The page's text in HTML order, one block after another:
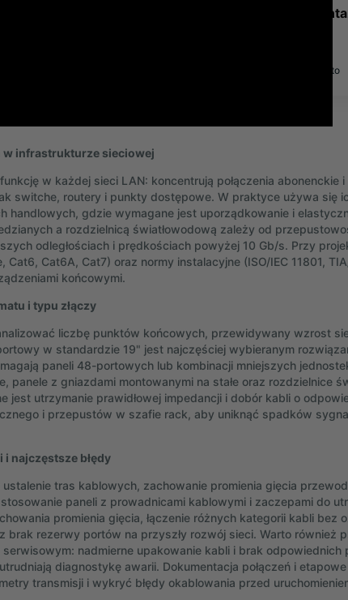
Płyta
brutto
infrastrukturze sieciowej
w każdej sieci LAN: koncentrują połączenia abonenckie
switche, routery i punkty dostępowe. W praktyce używa się
handlowych, gdzie wymagane jest uporządkowanie i
a rozdzielnicą światłowodową zależy od
odległościach i prędkościach powyżej 10 Gb/s. Przy
Cat6A, Cat7) oraz normy instalacyjne (ISO/IEC 11801,
końcowymi.
i typu złączy
liczbę punktów końcowych, przewidywany wzrost
w standardzie 19" jest najczęściej wybieranym
paneli 48-portowych lub kombinacji mniejszych
panele z gniazdami montowanymi na stałe oraz rozdzielnice
jest utrzymanie prawidłowej impedancji i dobór kabli o
i przepustów w szafie rack, aby uniknąć spadków
najczęstsze błędy
tras kablowych, zachowanie promienia gięcia
paneli z prowadnicami kablowymi i zaczepami do
promienia gięcia, łączenie różnych kategorii kabli bez
brak rezerwy portów na przyszły rozwój sieci. Warto również
nadmierne upakowanie kabli i brak odpowiednich
diagnostykę awarii. Dokumentacja połączeń i
transmisji i wykryć błędy okablowania przed